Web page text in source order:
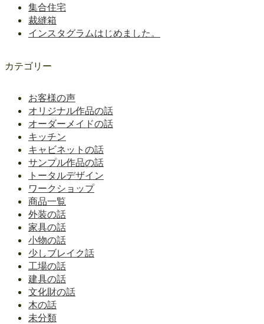
集合住宅
裁縫箱
インスタグラムはじめました。
カテゴリー
お客様の声
オリジナル作品の話
オーダーメイドの話
キッチン
キャビネットの話
サンプル作品の話
トータルデザイン
ワークショップ
商品一覧
外装の話
家具の話
小物の話
少しブレイク話
工場の話
建具の話
文化財の話
木の話
未分類